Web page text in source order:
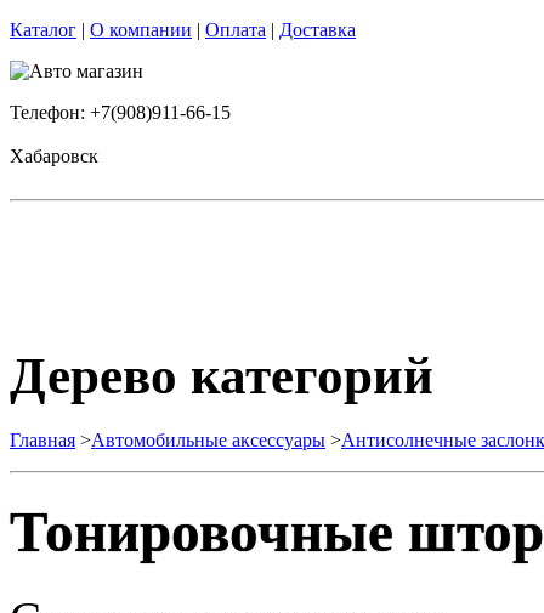
Каталог | О компании | Оплата | Доставка
Телефон: +7(908)911-66-15
Хабаровск
Дерево категорий
Главная >Автомобильные аксессуары >Антисолнечные
Тонировочные